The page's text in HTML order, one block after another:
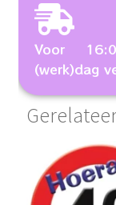
Voor
(werk)dag